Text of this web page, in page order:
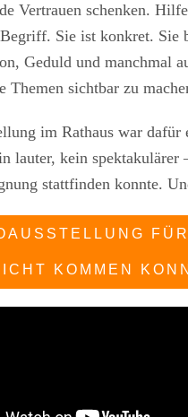
Vertrauen schenken.
Sie ist konkret. Sie
Geduld und manchmal
Themen sichtbar zu
im Rathaus war dafür
lauter, kein spektakulärer
stattfinden konnte.
KOMMEN